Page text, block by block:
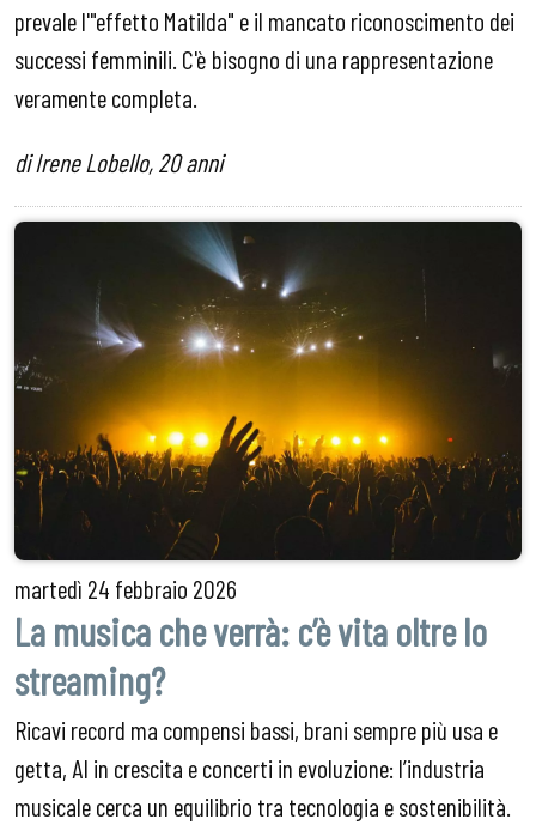
prevale l'"effetto Matilda" e il mancato riconoscimento dei
successi femminili. C'è bisogno di una rappresentazione
veramente completa.
di Irene Lobello, 20 anni
martedì 24 febbraio 2026
La musica che verrà: c’è vita oltre lo
streaming?
Ricavi record ma compensi bassi, brani sempre più usa e
getta, AI in crescita e concerti in evoluzione: l’industria
musicale cerca un equilibrio tra tecnologia e sostenibilità.